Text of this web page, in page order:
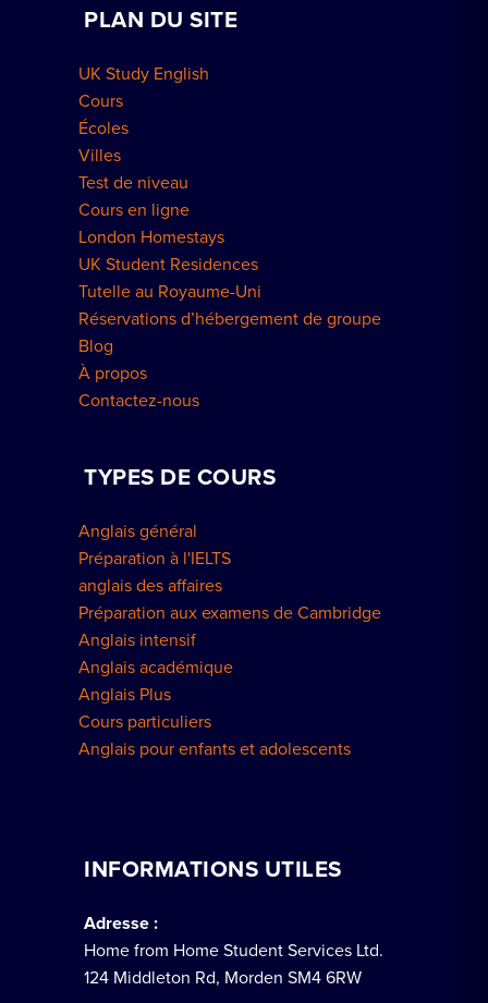
Réservations de groupe
Comment réserver
Résidences à Londres
PLAN DU SITE
UK Study English
Cours
Écoles
Villes
Test de niveau
Cours en ligne
London Homestays
UK Student Residences
Tutelle au Royaume-Uni
Réservations d’hébergement de groupe
Blog
À propos
Contactez-nous
TYPES DE COURS
Anglais général
Préparation à l'IELTS
anglais des affaires
Préparation aux examens de Cambridge
Anglais intensif
Anglais académique
Anglais Plus
Cours particuliers
Anglais pour enfants et adolescents
INFORMATIONS UTILES
Adresse :
Home from Home Student Services Ltd.
124 Middleton Rd, Morden SM4 6RW